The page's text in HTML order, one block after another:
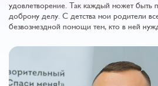
удовлетворение. Так каждый может быть
доброму делу. С детства мои родители
безвозмездной помощи тем, кто в ней